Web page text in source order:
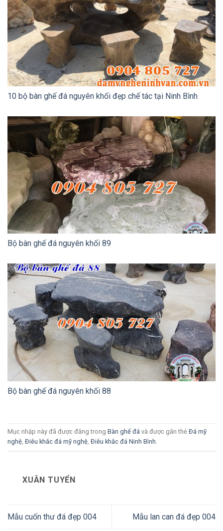
10 bộ bàn ghế đá nguyên khối đẹp chế tác tại Ninh Bình
Bộ bàn ghế đá nguyên khối 89
Bộ bàn ghế đá nguyên khối 88
Mục nhập này đã được đăng trong Bàn ghế đá và được gắn thẻ Đá mỹ
nghệ Điêu khắc đá mỹ nghệ Điêu khắc đá Ninh Bình
XUÂN TUYỂN
Mẫu cuốn thư đá đẹp 004 Mẫu lan can đá đẹp 004